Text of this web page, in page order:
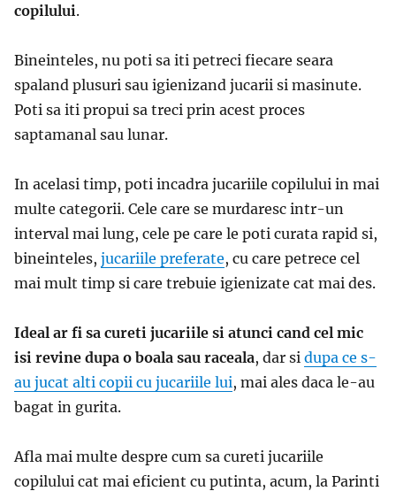
copilului.
Bineinteles, nu poti sa iti petreci fiecare seara
spaland plusuri sau igienizand jucarii si masinute.
Poti sa iti propui sa treci prin acest proces
saptamanal sau lunar.
In acelasi timp, poti incadra jucariile copilului in mai
multe categorii. Cele care se murdaresc intr-un
interval mai lung, cele pe care le poti curata rapid si,
bineinteles, jucariile preferate, cu care petrece cel
mai mult timp si care trebuie igienizate cat mai des.
Ideal ar fi sa cureti jucariile si atunci cand cel mic
isi revine dupa o boala sau raceala, dar si dupa ce s-
au jucat alti copii cu jucariile lui, mai ales daca le-au
bagat in gurita.
Afla mai multe despre cum sa cureti jucariile
copilului cat mai eficient cu putinta, acum, la Parinti